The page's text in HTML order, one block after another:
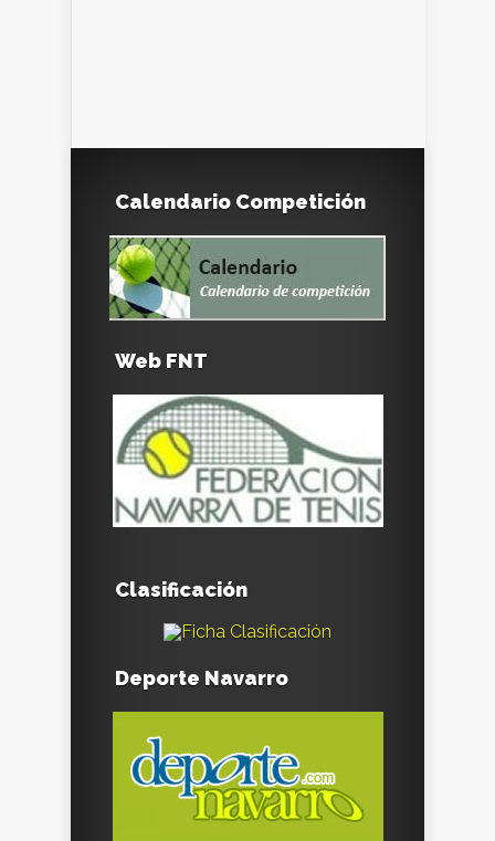
Calendario Competición
Web FNT
Clasificación
Deporte Navarro